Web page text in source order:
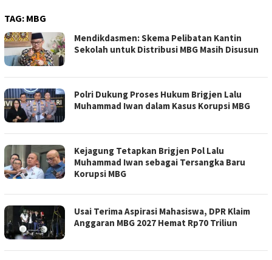
TAG: MBG
Mendikdasmen: Skema Pelibatan Kantin
Sekolah untuk Distribusi MBG Masih Disusun
Polri Dukung Proses Hukum Brigjen Lalu
Muhammad Iwan dalam Kasus Korupsi MBG
Kejagung Tetapkan Brigjen Pol Lalu
Muhammad Iwan sebagai Tersangka Baru
Korupsi MBG
Usai Terima Aspirasi Mahasiswa, DPR Klaim
Anggaran MBG 2027 Hemat Rp70 Triliun